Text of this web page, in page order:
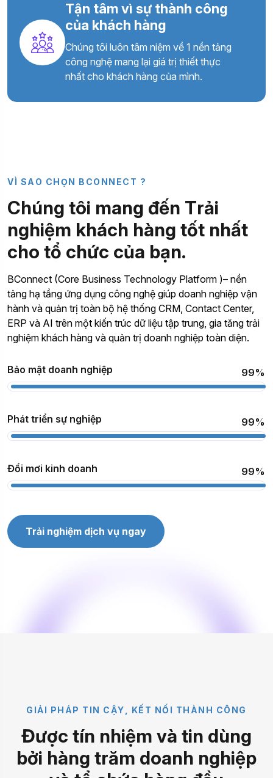
Tận tâm vì sự thành công
của khách hàng
Chúng tôi luôn tâm niệm về 1 nền tảng
công nghệ mang lại giá trị thiết thực
nhất cho khách hàng của mình.
VÌ SA O CHỌN B CO NN EC T ?
Chúng tôi mang đến Trải
nghiệm khách hàng tốt nhất
cho tổ chức của bạn.
BConnect (Core Business Technology Platform )– nền
tảng hạ tầng ứng dụng công nghệ giúp doanh nghiệp vận
hành và quản trị toàn bộ hệ thống CRM, Contact Center,
ERP và AI trên một kiến trúc dữ liệu tập trung, gia tăng trải
nghiệm khách hàng và quản trị doanh nghiệp toàn diện.
Bảo mật doanh nghiệp 99%
Phát triển sự nghiệp 99%
Đổi mơi kinh doanh 99%
Trải nghiệm dịch vụ ngay
G IẢI PH ÁP T IN CẬY KẾ T NỐ I TH ÀN H CÔ NG
Được tín nhiệm và tin dùng
bởi hàng trăm doanh nghiệp